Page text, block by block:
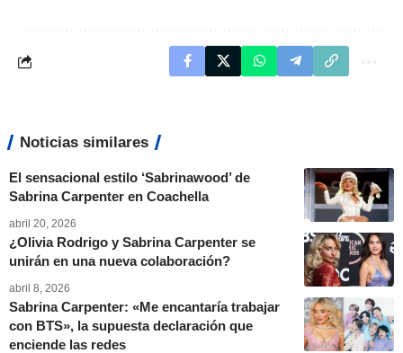
Noticias similares
El sensacional estilo ‘Sabrinawood’ de
Sabrina Carpenter en Coachella
abril 20, 2026
¿Olivia Rodrigo y Sabrina Carpenter se
unirán en una nueva colaboración?
abril 8, 2026
Sabrina Carpenter: «Me encantaría trabajar
con BTS», la supuesta declaración que
enciende las redes